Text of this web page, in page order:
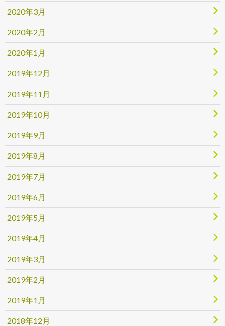
2020年3月
2020年2月
2020年1月
2019年12月
2019年11月
2019年10月
2019年9月
2019年8月
2019年7月
2019年6月
2019年5月
2019年4月
2019年3月
2019年2月
2019年1月
2018年12月